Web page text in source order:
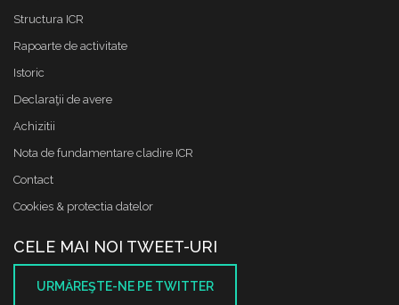
Structura ICR
Rapoarte de activitate
Istoric
Declaraţii de avere
Achizitii
Nota de fundamentare cladire ICR
Contact
Cookies & protectia datelor
CELE MAI NOI TWEET-URI
URMĂREŞTE-NE PE TWITTER